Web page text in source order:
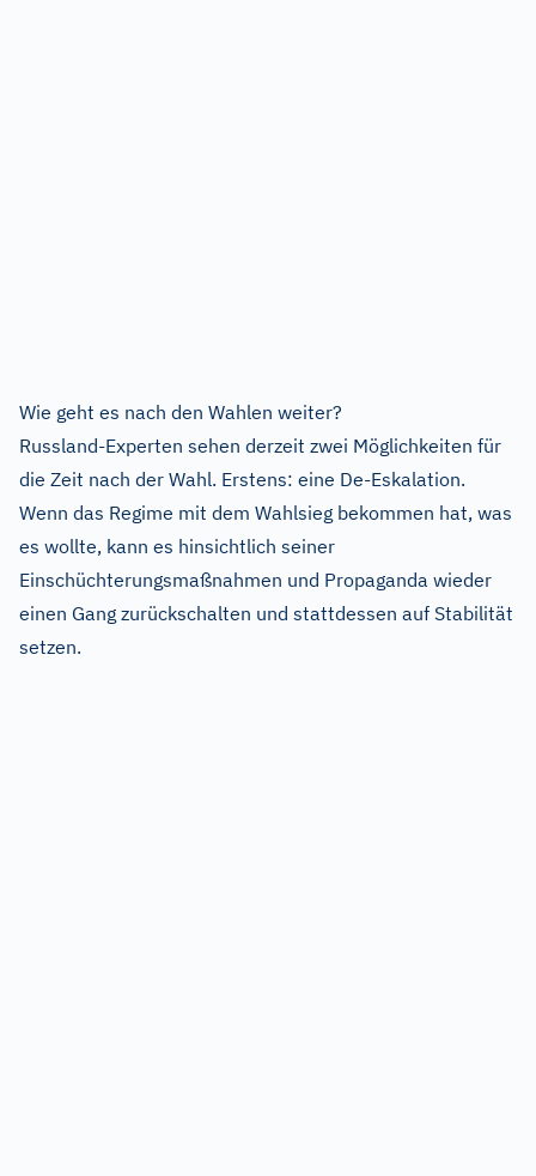
Wie geht es nach den Wahlen weiter?
Russland-Experten sehen derzeit zwei Möglichkeiten für
die Zeit nach der Wahl. Erstens: eine De-Eskalation.
Wenn das Regime mit dem Wahlsieg bekommen hat, was
es wollte, kann es hinsichtlich seiner
Einschüchterungsmaßnahmen und Propaganda wieder
einen Gang zurückschalten und stattdessen auf Stabilität
setzen.